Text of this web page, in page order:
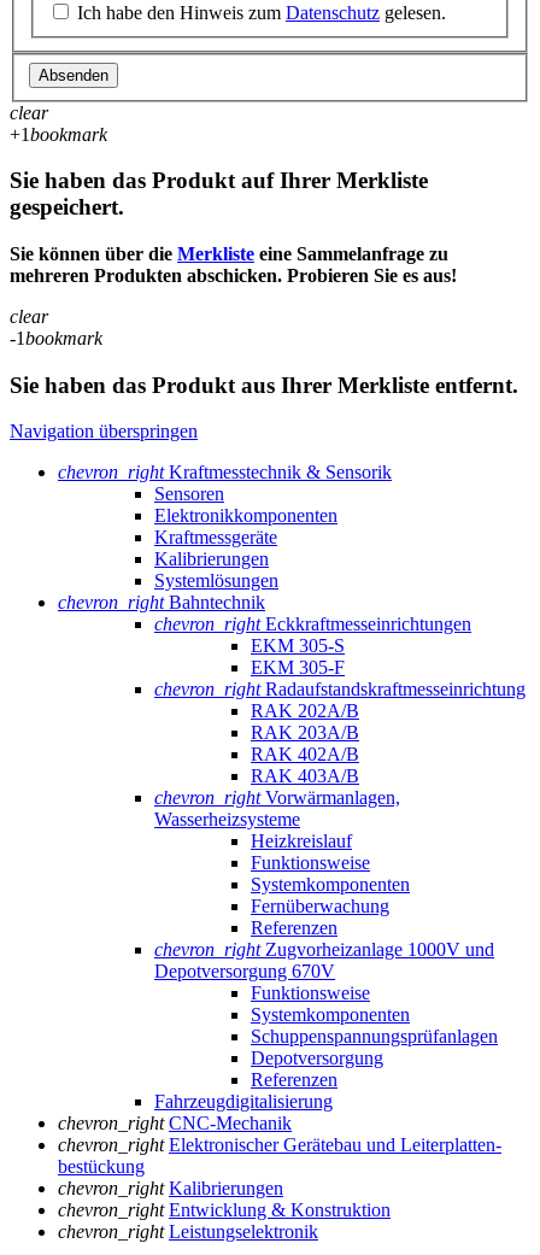
Ich habe den Hinweis zum Datenschutz gelesen.
Absenden
clear
+1bookmark
Sie haben das Produkt auf Ihrer Merkliste
gespeichert.
Sie können über die Merkliste eine Sammelanfrage zu
mehreren Produkten abschicken. Probieren Sie es aus!
clear
-1bookmark
Sie haben das Produkt aus Ihrer Merkliste entfernt.
Navigation überspringen
chevron_right Kraftmesstechnik & Sensorik
Sensoren
Elektronikkomponenten
Kraftmessgeräte
Kalibrierungen
Systemlösungen
chevron_right Bahntechnik
chevron_right Eckkraftmess­einrichtungen
EKM 305-S
EKM 305-F
chevron_right Radaufstands­kraftmess­einrichtung
RAK 202A/B
RAK 203A/B
RAK 402A/B
RAK 403A/B
chevron_right Vorwärmanlagen,
Wasserheizsysteme
Heizkreislauf
Funktionsweise
Systemkomponenten
Fernüberwachung
Referenzen
chevron_right Zugvorheizanlage 1000V und
Depotversorgung 670V
Funktionsweise
Systemkomponenten
Schuppenspannungs­prüfanlagen
Depotversorgung
Referenzen
Fahrzeugdigitalisierung
chevron_right CNC-Mechanik
chevron_right Elektronischer Gerätebau und Leiterplatten­
bestückung
chevron_right Kalibrierungen
chevron_right Entwicklung & Konstruktion
chevron_right Leistungselektronik